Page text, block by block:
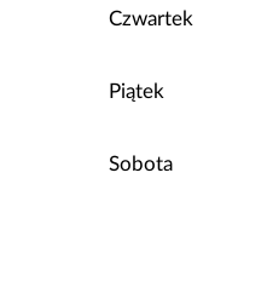
Czwartek
Piątek
Sobota